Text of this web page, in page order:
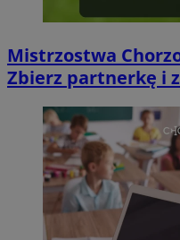
Mistrzostwa
Zbierz partnerkę i